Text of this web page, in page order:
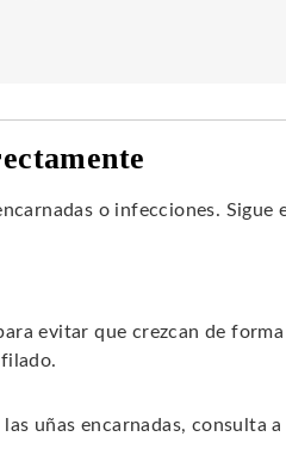
o infecciones. Sigue
evitar que crezcan de
uñas encarnadas, consulta